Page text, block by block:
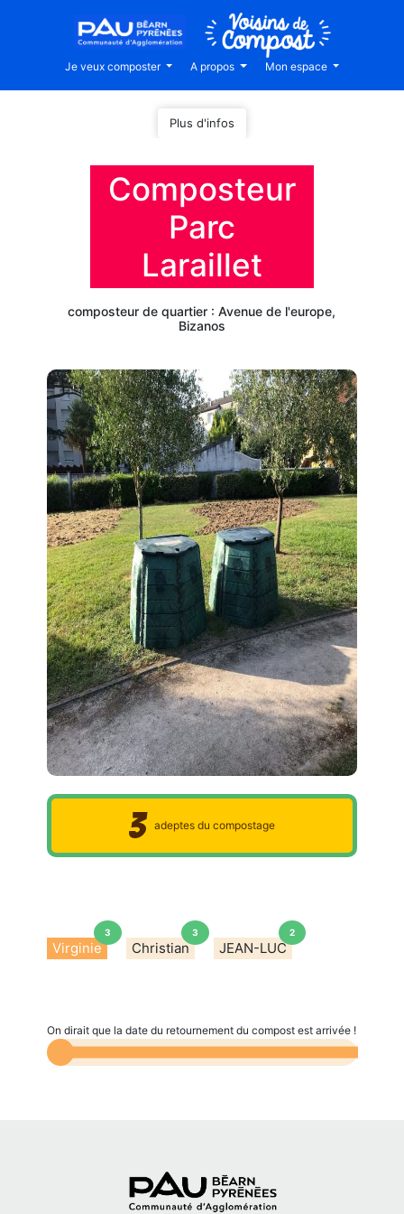
Je veux composter A propos Mon espace
Plus d'infos
Composteur
Parc
Laraillet
composteur de quartier : Avenue de l'europe,
Bizanos
3 adeptes du compostage
Virginie
3
Christian
3
JEAN-LUC
2
On dirait que la date du retournement du compost est arrivée !